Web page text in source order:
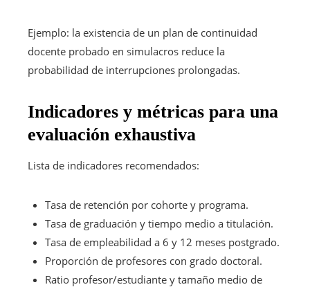
Ejemplo: la existencia de un plan de continuidad
docente probado en simulacros reduce la
probabilidad de interrupciones prolongadas.
Indicadores y métricas para una
evaluación exhaustiva
Lista de indicadores recomendados:
Tasa de retención por cohorte y programa.
Tasa de graduación y tiempo medio a titulación.
Tasa de empleabilidad a 6 y 12 meses postgrado.
Proporción de profesores con grado doctoral.
Ratio profesor/estudiante y tamaño medio de